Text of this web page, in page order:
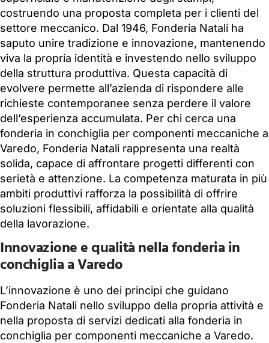
costruendo una proposta completa per i clienti del
settore meccanico. Dal 1946, Fonderia Natali ha
saputo unire tradizione e innovazione, mantenendo
viva la propria identità e investendo nello sviluppo
della struttura produttiva. Questa capacità di
evolvere permette all’azienda di rispondere alle
richieste contemporanee senza perdere il valore
dell’esperienza accumulata. Per chi cerca una
fonderia in conchiglia per componenti meccaniche a
Varedo, Fonderia Natali rappresenta una realtà
solida, capace di affrontare progetti differenti con
serietà e attenzione. La competenza maturata in più
ambiti produttivi rafforza la possibilità di offrire
soluzioni flessibili, affidabili e orientate alla qualità
della lavorazione.
Innovazione e qualità nella fonderia in
conchiglia a Varedo
L’innovazione è uno dei principi che guidano
Fonderia Natali nello sviluppo della propria attività e
nella proposta di servizi dedicati alla fonderia in
conchiglia per componenti meccaniche a Varedo.